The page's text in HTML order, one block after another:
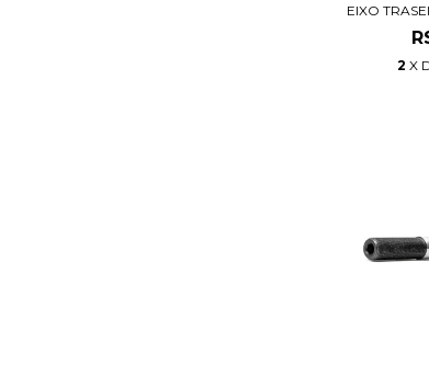
EIXO
2 X